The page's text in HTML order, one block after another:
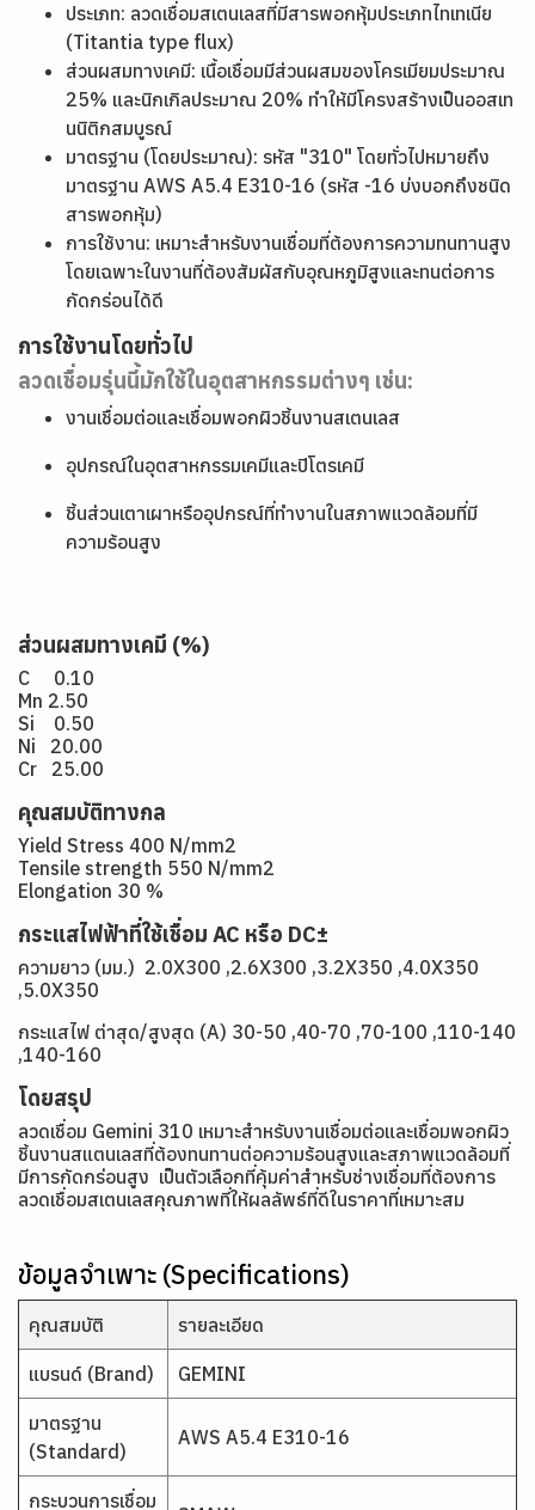
ประเภท: ลวดเชื่อมสเตนเลสที่มีสารพอกหุ้มประเภทไทเทเนีย
(Titantia type flux)
ส่วนผสมทางเคมี: เนื้อเชื่อมมีส่วนผสมของโครเมียมประมาณ
25% และนิกเกิลประมาณ 20% ทำให้มีโครงสร้างเป็นออสเท
นนิติกสมบูรณ์
มาตรฐาน (โดยประมาณ): รหัส "310" โดยทั่วไปหมายถึง
มาตรฐาน AWS A5.4 E310-16 (รหัส -16 บ่งบอกถึงชนิด
สารพอกหุ้ม)
การใช้งาน: เหมาะสำหรับงานเชื่อมที่ต้องการความทนทานสูง
โดยเฉพาะในงานที่ต้องสัมผัสกับอุณหภูมิสูงและทนต่อการ
กัดกร่อนได้ดี
การใช้งานโดยทั่วไป
ลวดเชื่อมรุ่นนี้มักใช้ในอุตสาหกรรมต่างๆ เช่น:
งานเชื่อมต่อและเชื่อมพอกผิวชิ้นงานสเตนเลส
อุปกรณ์ในอุตสาหกรรมเคมีและปิโตรเคมี
ชิ้นส่วนเตาเผาหรืออุปกรณ์ที่ทำงานในสภาพแวดล้อมที่มี
ความร้อนสูง
ส่วนผสมทางเคมี (%)
C 0.10
Mn 2.50
Si 0.50
Ni 20.00
Cr 25.00
คุณสมบัติทางกล
Yield Stress 400 N/mm2
Tensile strength 550 N/mm2
Elongation 30 %
กระแสไฟฟ้าที่ใช้เชื่อม AC หรือ DC±
ความยาว (มม.) 2.0X300 ,2.6X300 ,3.2X350 ,4.0X350
,5.0X350
กระแสไฟ ต่าสุด/สูงสุด (A) 30-50 ,40-70 ,70-100 ,110-140
,140-160
โดยสรุป
ลวดเชื่อม Gemini 310 เหมาะสำหรับงานเชื่อมต่อและเชื่อมพอกผิว
ชิ้นงานสแตนเลสที่ต้องทนทานต่อความร้อนสูงและสภาพแวดล้อมที่
มีการกัดกร่อนสูง เป็นตัวเลือกที่คุ้มค่าสำหรับช่างเชื่อมที่ต้องการ
ลวดเชื่อมสเตนเลสคุณภาพที่ให้ผลลัพธ์ที่ดีในราคาที่เหมาะสม
ข้อมูลจำเพาะ (Specifications)
คุณสมบัติ รายละเอียด
แบรนด์ (Brand) GEMINI
มาตรฐาน
(Standard)
AWS A5.4 E310-16
กระบวนการเชื่อม